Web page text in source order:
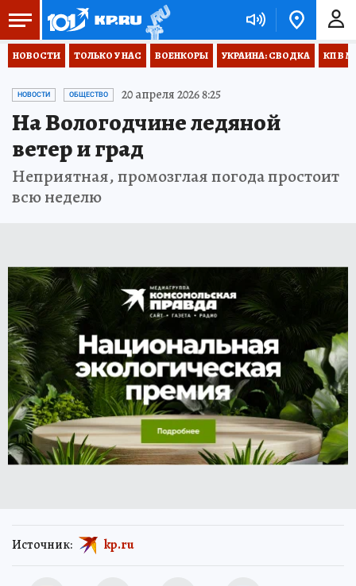
НОВОСТИ ТОЛЬКО У НАС ВОЕНКОРЫ УКРАИНА: СВОДКА КП В
НОВОСТИ ОБЩЕСТВО 20 апреля 2026 8:25
На Вологодчине ледяной
ветер и град
Неприятная, промозглая погода простоит
всю неделю
Источник: kp.ru